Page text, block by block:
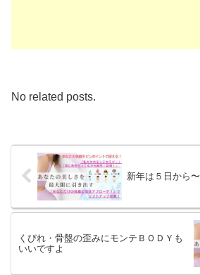
No related posts.
新年は５日から〜
くびれ・骨盤の歪みにモンテＢＯＤＹも
いいですよ